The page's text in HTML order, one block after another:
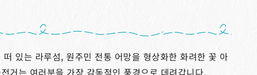
있는 라루섬, 원주민 전통 어망을 형상화한 화려한 꽃 아
거는 여러분을 가장 감동적인 풍경으로 데려갑니다.